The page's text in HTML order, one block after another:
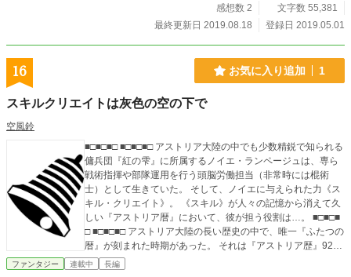
感想数 2
文字数 55,381
最終更新日 2019.08.18
登録日 2019.05.01
16 お気に入り追加 1
スキルクリエイトは灰色の空の下で
空風鈴
■□■□■□ ■□■□■□ アストリア大陸の中でも少数精鋭で知られる
傭兵団『紅の雫』に所属するノイエ・ランページュは、専ら
戦術指揮や部隊運用を行う頭脳労働担当（非常時には棍術
士）として生きていた。 そして、ノイエに与えられた力《ス
キル・クリエイト》。 《スキル》が人々の記憶から消えて久
しい『アストリア暦』において、彼が担う役割は…。 ■□■□■
□ ■□■□■□ アストリア大陸の長い歴史の中で、唯一『ふたつの
暦』が刻まれた時期があった。 それは『アストリア歴』923
年から933年。 そして、この10年間の間に存在したもうひと
ファンタジー 連載中 長編